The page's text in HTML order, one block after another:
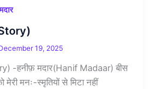
19, 2025
-हनीफ़ मदार(Hanif Madaar) बीस
मेरी मनः-स्मृतियों से मिटा नहीं